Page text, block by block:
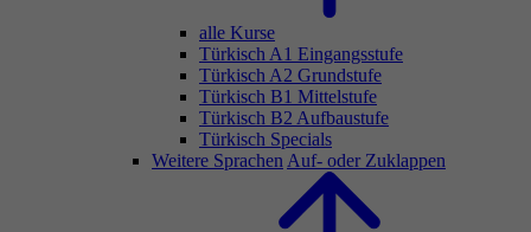
alle Kurse
Türkisch A1 Eingangsstufe
Türkisch A2 Grundstufe
Türkisch B1 Mittelstufe
Türkisch B2 Aufbaustufe
Türkisch Specials
Weitere Sprachen Auf- oder Zuklappen